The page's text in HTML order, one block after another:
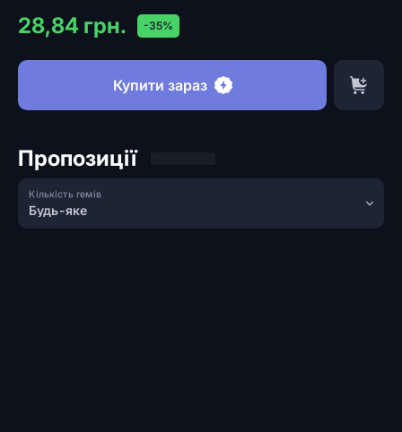
28,84 грн. -35%
Купити зараз
Пропозиції
Будь-яке
Кількість гемів